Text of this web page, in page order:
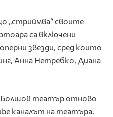
„стриймва“ своите
са включени
звезди, сред които
Анна Нетребко, Диана
Болшой театър отново
каналът на театъра.